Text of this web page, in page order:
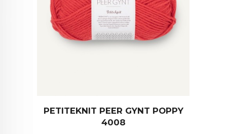
PETITEKNIT PEER GYNT POPPY
4008